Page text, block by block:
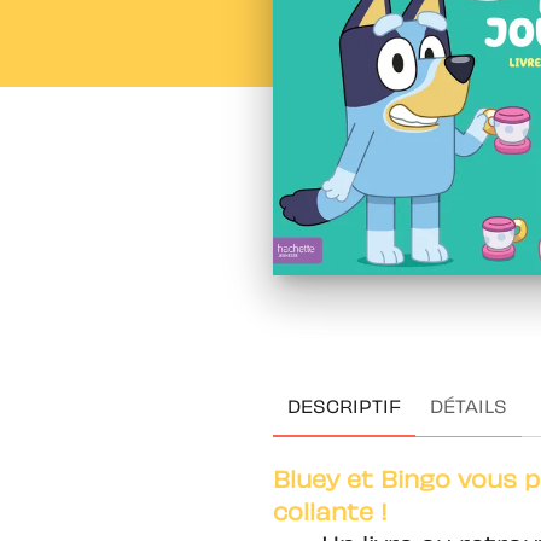
DESCRIPTIF DÉTAILS
Bluey et Bingo vous
collante !